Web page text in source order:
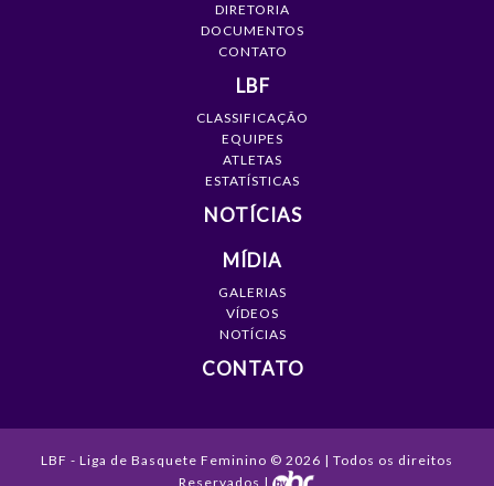
DIRETORIA
DOCUMENTOS
CONTATO
LBF
CLASSIFICAÇÃO
EQUIPES
ATLETAS
ESTATÍSTICAS
NOTÍCIAS
MÍDIA
GALERIAS
VÍDEOS
NOTÍCIAS
CONTATO
LBF - Liga de Basquete Feminino © 2026 | Todos os direitos
Reservados |